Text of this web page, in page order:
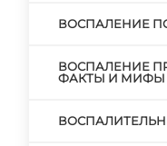
ВОСПАЛЕНИЕ
ВОСПАЛЕНИЕ
ФАКТЫ И МИФЫ